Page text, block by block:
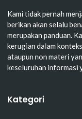
Kami tidak pernah
berikan akan selalu
merupakan panduan.
kerugian dalam
ataupun non materi
keseluruhan informasi
Kategori